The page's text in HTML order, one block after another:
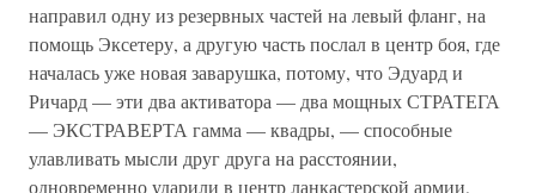
направил одну из резервных частей на левый фланг, на
помощь Эксетеру, а другую часть послал в центр боя, где
началась уже новая заварушка, потому, что Эдуард и
Ричард — эти два активатора — два мощных СТРАТЕГА
— ЭКСТРАВЕРТА гамма — квадры, — способные
улавливать мысли друг друга на расстоянии,
одновременно ударили в центр ланкастерской армии,